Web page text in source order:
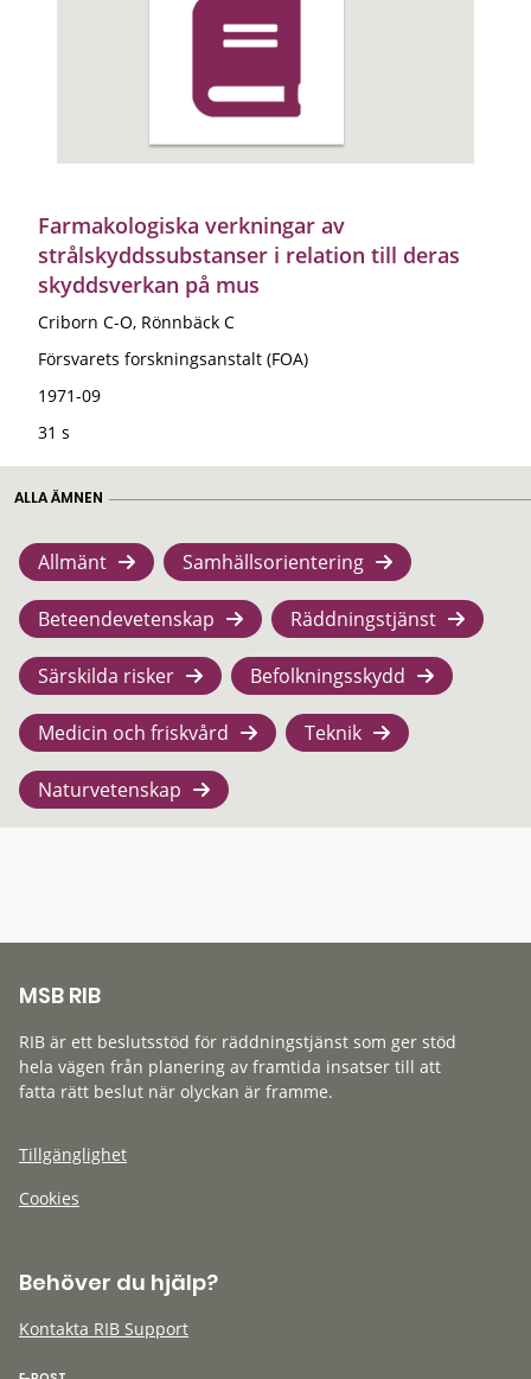
Farmakologiska verkningar av
strålskyddssubstanser i relation till deras
skyddsverkan på mus
Criborn C-O, Rönnbäck C
Försvarets forskningsanstalt (FOA)
1971-09
31 s
ALLA ÄMNEN
Allmänt Samhällsorientering
Beteendevetenskap Räddningstjänst
Särskilda risker Befolkningsskydd
Medicin och friskvård Teknik
Naturvetenskap
MSB RIB
RIB är ett beslutsstöd för räddningstjänst som ger stöd
hela vägen från planering av framtida insatser till att
fatta rätt beslut när olyckan är framme.
Tillgänglighet
Cookies
Behöver du hjälp?
Kontakta RIB Support